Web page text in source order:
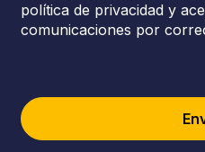
política de privacidad y
comunicaciones por